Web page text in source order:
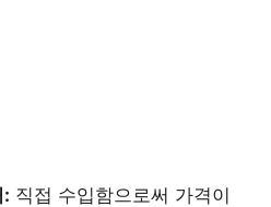
: 직접 수입함으로써 가격이